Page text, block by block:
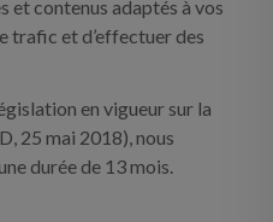
et contenus adaptés à vos
trafic et d’effectuer des
en vigueur sur la
25 mai 2018), nous
durée de 13 mois.